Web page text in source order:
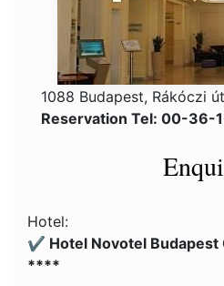
1088 Budapest, Rákóczi
Reservation Tel: 00-36-
Hotel:
✔️ Hotel Novotel Budapest
****